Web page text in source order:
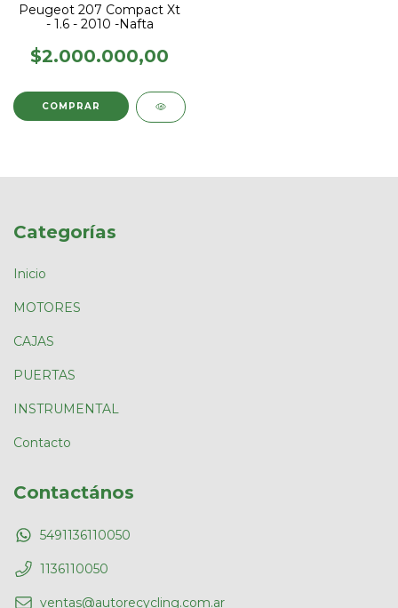
Peugeot 207 Compact Xt
- 1.6 - 2010 -Nafta
$2.000.000,00
Categorías
Inicio
MOTORES
CAJAS
PUERTAS
INSTRUMENTAL
Contacto
Contactános
5491136110050
1136110050
ventas@autorecycling.com.ar